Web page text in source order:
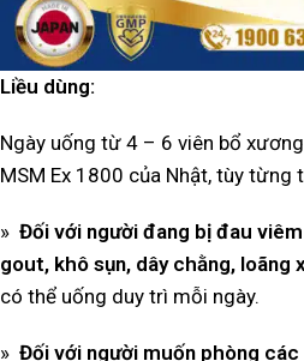
Liều dùng:
Ngày uống từ 4 – 6 viên bổ
MSM Ex 1800 của Nhật, tùy từng
» Đối với người đang bị đau
gout, khô sụn, dây chằng, loãng
có thể uống duy trì mỗi ngày.
» Đối với người muốn phòng các